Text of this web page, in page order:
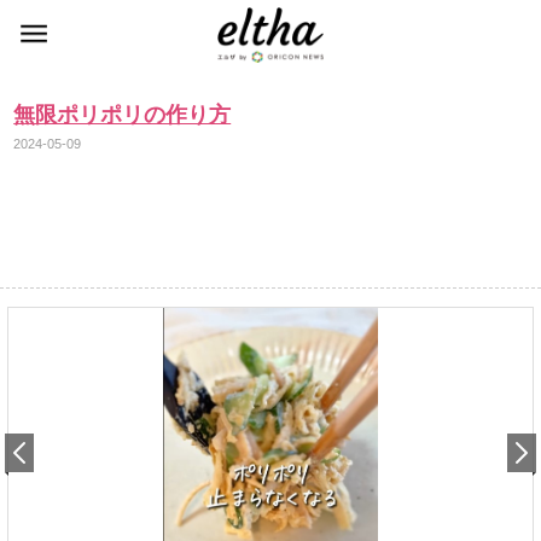
無限ポリポリの作り方
2024-05-09